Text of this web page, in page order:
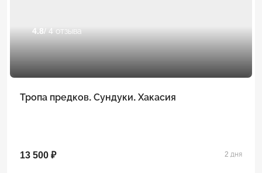
4.8/ 4 отзыва
Тропа предков. Сундуки. Хакасия
13 500 ₽ 2 дня